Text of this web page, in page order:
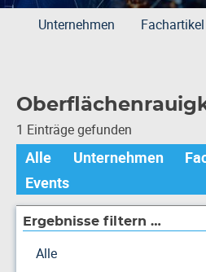
Unternehmen Fachartikel
1 Einträge gefunden
Alle Unternehmen
Events
Ergebnisse filtern …
Alle